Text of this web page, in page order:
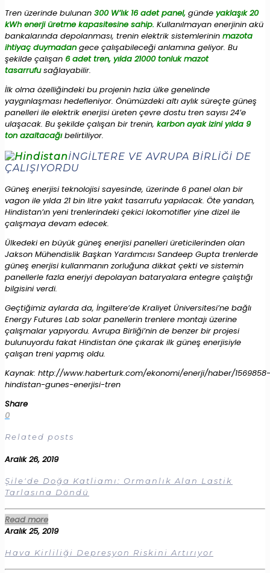
Tren üzerinde bulunan 300 W’lık 16 adet panel, günde yaklaşık 20
kWh enerji üretme kapasitesine sahip. Kullanılmayan enerjinin akü
bankalarında depolanması, trenin elektrik sistemlerinin mazota
ihtiyaç duymadan gece çalışabileceği anlamına geliyor. Bu
şekilde çalışan 6 adet tren, yılda 21000 tonluk mazot
tasarrufusağlayabilir.
İlk olma özelliğindeki bu projenin hızla ülke genelinde
yaygınlaşması hedefleniyor. Önümüzdeki altı aylık süreçte güneş
panelleri ile elektrik enerjisi üreten çevre dostu tren sayısı 24’e
ulaşacak. Bu şekilde çalışan bir trenin, karbon ayak izini yılda 9
ton azaltacağıbelirtiliyor.
İNGİLTERE VE AVRUPA BİRLİĞİ DE
ÇALIŞIYORDU
Güneş enerjisi teknolojisi sayesinde, üzerinde 6 panel olan bir
vagon ile yılda 21 bin litre yakıt tasarrufu yapılacak. Öte yandan,
Hindistan’ın yeni trenlerindeki çekici lokomotifler yine dizel ile
çalışmaya devam edecek.
Ülkedeki en büyük güneş enerjisi panelleri üreticilerinden olan
Jakson Mühendislik Başkan Yardımcısı Sandeep Gupta trenlerde
güneş enerjisi kullanmanın zorluğuna dikkat çekti ve sistemin
panellerle fazla enerjyi depolayan bataryalara entegre çalıştığı
bilgisini verdi.
Geçtiğimiz aylarda da, İngiltere’de Kraliyet Üniversitesi’ne bağlı
Energy Futures Lab solar panellerin trenlere montajı üzerine
çalışmalar yapıyordu. Avrupa Birliği’nin de benzer bir projesi
bulunuyordu fakat Hindistan öne çıkarak ilk güneş enerjisiyle
çalışan treni yapmış oldu.
Kaynak: http://www.haberturk.com/ekonomi/enerji/haber/1569858-
hindistan-gunes-enerjisi-tren
Share
0
Related posts
Aralık 26, 2019
Şile'de Doğa Katliamı: Ormanlık Alan Lastik
Tarlasına Döndü
Read more
Aralık 25, 2019
Hava Kirliliği Depresyon Riskini Artırıyor